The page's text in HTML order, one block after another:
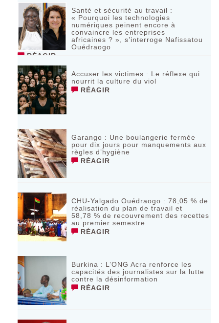
Santé et sécurité au travail :
« Pourquoi les technologies
numériques peinent encore à
convaincre les entreprises
africaines ? », s’interroge Nafissatou
Ouédraogo
RÉAGIR
Accuser les victimes : Le réflexe qui
nourrit la culture du viol
RÉAGIR
Garango : Une boulangerie fermée
pour dix jours pour manquements aux
règles d’hygiène
RÉAGIR
CHU-Yalgado Ouédraogo : 78,05 % de
réalisation du plan de travail et
58,78 % de recouvrement des recettes
au premier semestre
RÉAGIR
Burkina : L’ONG Acra renforce les
capacités des journalistes sur la lutte
contre la désinformation
RÉAGIR